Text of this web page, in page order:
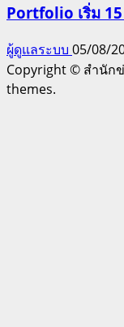
Portfolio เริ่ม
ผู้ดูแลระบบ 05/08/
Copyright © สำนัก
themes.